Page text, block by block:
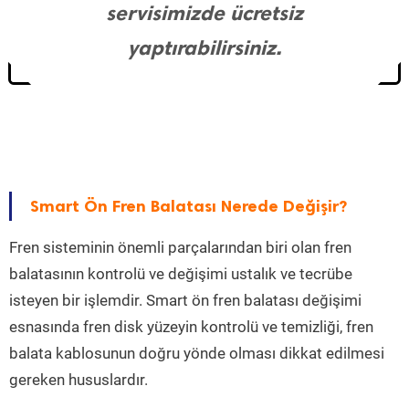
servisimizde ücretsiz
yaptırabilirsiniz.
Smart Ön Fren Balatası Nerede Değişir?
Fren sisteminin önemli parçalarından biri olan fren
balatasının kontrolü ve değişimi ustalık ve tecrübe
isteyen bir işlemdir. Smart ön fren balatası değişimi
esnasında fren disk yüzeyin kontrolü ve temizliği, fren
balata kablosunun doğru yönde olması dikkat edilmesi
gereken hususlardır.